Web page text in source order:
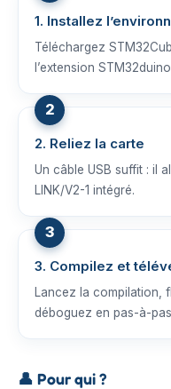
1. Installez
Téléchargez
l’extension
2. Reliez la carte
Un câble USB suffit : il
LINK/V2-1 intégré.
3. Compilez et
Lancez la compilation,
déboguez en pas-à-
👤 Pour qui ?